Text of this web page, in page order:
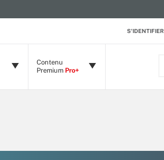
S'IDENTIFIER
Contenu
Premium Pro+